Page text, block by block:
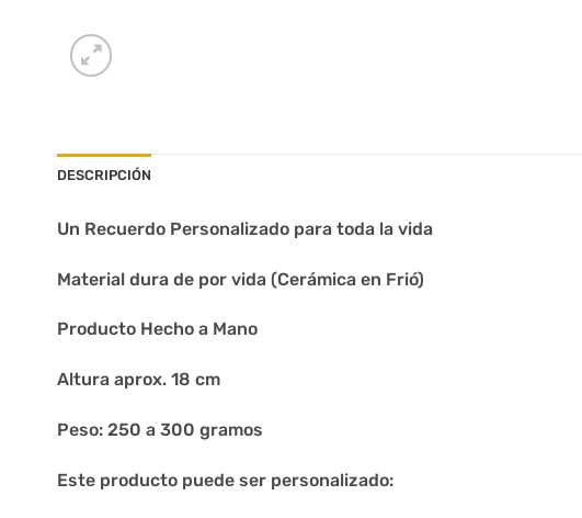
DESCRIPCIÓN
Un Recuerdo Personalizado para toda la vida
Material dura de por vida (Cerámica en Frió)
Producto Hecho a Mano
Altura aprox. 18 cm
Peso: 250 a 300 gramos
Este producto puede ser personalizado: